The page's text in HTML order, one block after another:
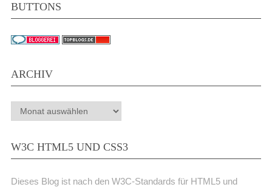
BUTTONS
ARCHIV
Archiv
W3C HTML5 UND CSS3
Dieses Blog ist nach den W3C-Standards für HTML5 und